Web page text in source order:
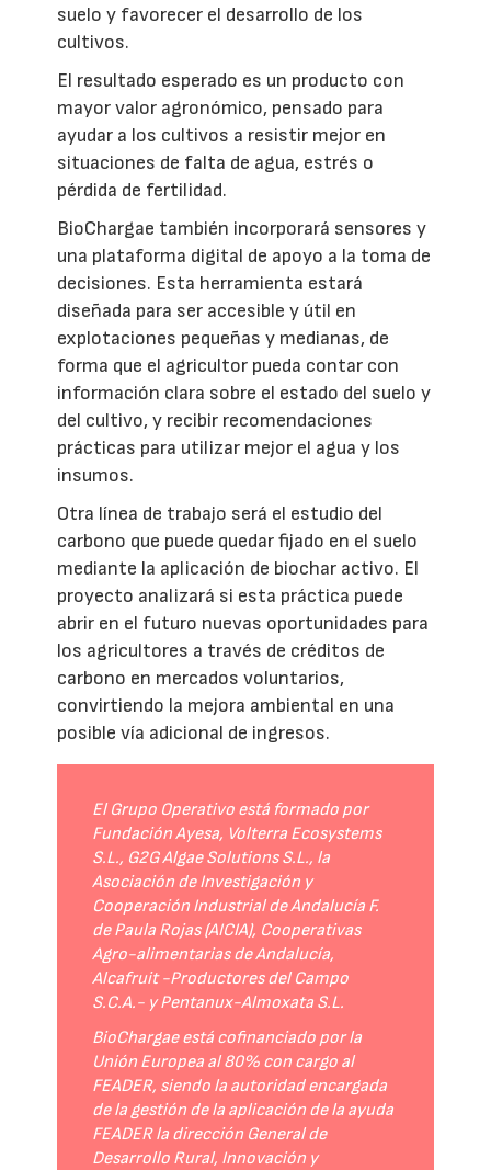
suelo y favorecer el desarrollo de los
cultivos.
El resultado esperado es un producto con
mayor valor agronómico, pensado para
ayudar a los cultivos a resistir mejor en
situaciones de falta de agua, estrés o
pérdida de fertilidad.
BioChargae también incorporará sensores y
una plataforma digital de apoyo a la toma de
decisiones. Esta herramienta estará
diseñada para ser accesible y útil en
explotaciones pequeñas y medianas, de
forma que el agricultor pueda contar con
información clara sobre el estado del suelo y
del cultivo, y recibir recomendaciones
prácticas para utilizar mejor el agua y los
insumos.
Otra línea de trabajo será el estudio del
carbono que puede quedar fijado en el suelo
mediante la aplicación de biochar activo. El
proyecto analizará si esta práctica puede
abrir en el futuro nuevas oportunidades para
los agricultores a través de créditos de
carbono en mercados voluntarios,
convirtiendo la mejora ambiental en una
posible vía adicional de ingresos.
El Grupo Operativo está formado por
Fundación Ayesa, Volterra Ecosystems
S.L., G2G Algae Solutions S.L., la
Asociación de Investigación y
Cooperación Industrial de Andalucía F.
de Paula Rojas (AICIA), Cooperativas
Agro-alimentarias de Andalucía,
Alcafruit -Productores del Campo
S.C.A.- y Pentanux-Almoxata S.L.
BioChargae está cofinanciado por la
Unión Europea al 80% con cargo al
FEADER, siendo la autoridad encargada
de la gestión de la aplicación de la ayuda
FEADER la dirección General de
Desarrollo Rural, Innovación y